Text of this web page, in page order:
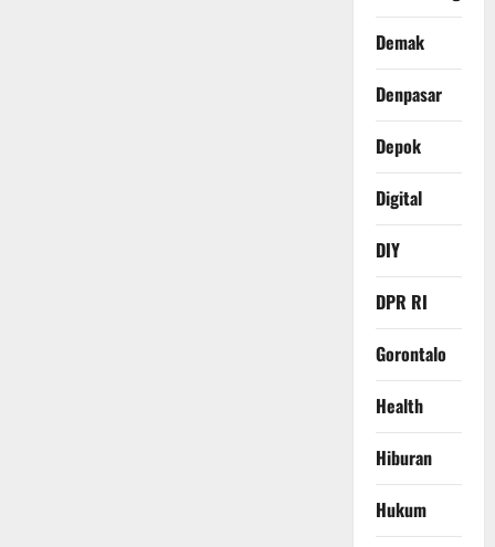
Demak
Denpasar
Depok
Digital
DIY
DPR RI
Gorontalo
Health
Hiburan
Hukum